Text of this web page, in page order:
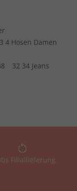
3 4 Hosen Damen
32 34 Jeans
Filiallieferung